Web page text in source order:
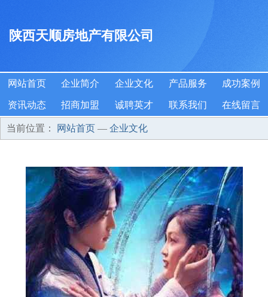
陕西天顺房地产有限公司
网站首页 企业简介 企业文化 产品服务 成功案例
资讯动态 招商加盟 诚聘英才 联系我们 在线留言
当前位置： 网站首页 — 企业文化